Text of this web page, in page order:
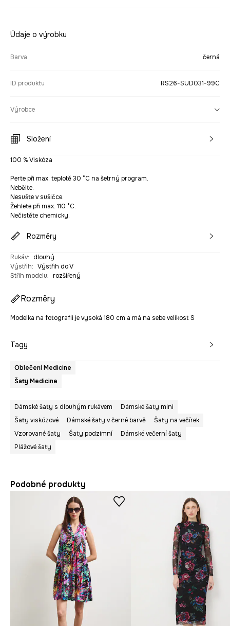
Údaje o výrobku
Barva černá
ID produktu RS26-SUD031-99C
Výrobce
Složení
100 % Viskóza
Perte při max. teplotě 30 °C na šetrný program.
Nebělte.
Nesušte v sušičce.
Žehlete při max. 110 °C.
Nečistěte chemicky.
Rozměry
Rukáv:
dlouhý
Výstřih: Výstřih do V
Střih modelu: rozšířený
Rozměry
Modelka na fotografii je vysoká 180 cm a má na sebe velikost S
Tagy
Oblečení Medicine
Šaty Medicine
Dámské šaty s dlouhým rukávem
Dámské šaty mini
Šaty viskózové
Dámské šaty v černé barvě
Šaty na večírek
Vzorované šaty
Šaty podzimní
Dámské večerní šaty
Plážové šaty
Podobné produkty